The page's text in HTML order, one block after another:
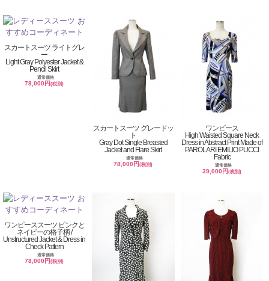
スカートスーツ ライトグレ
ー
Light Gray Polyester Jacket &
Pencil Skirt
通常価格
78,000円(税別)
スカートスーツ グレードッ
ト
Gray Dot Single Breasted
Jacket and Flare Skirt
通常価格
78,000円(税別)
ワンピース
High Waisted Square Neck
Dress in Abstract Print Made of
PAROLARI EMILIO PUCCI
Fabric
通常価格
39,000円(税別)
ワンピーススーツ ピンクと
ネイビーの格子柄 /
Unstructured Jacket & Dress in
Check Pattern
通常価格
78,000円(税別)